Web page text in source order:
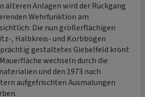
älteren Anlagen wird der Rückgang
Wehrfunktion am
Die nun größerflächigen
, Halbkreis- und Korbbögen
gestaltetes Giebelfeld krönt
wechseln durch die
und den 1973 nach
aufgefrischten Ausmalungen